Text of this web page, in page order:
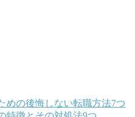
めの後悔しない転職方法7つ